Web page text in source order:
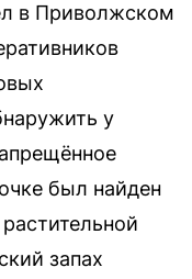
в Приволжском
у
был найден
запах